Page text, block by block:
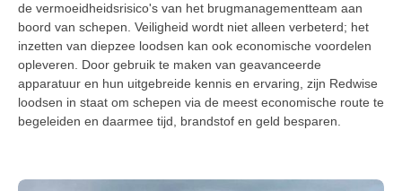
de vermoeidheidsrisico's van het brugmanagementteam aan
boord van schepen. Veiligheid wordt niet alleen verbeterd; het
inzetten van diepzee loodsen kan ook economische voordelen
opleveren. Door gebruik te maken van geavanceerde
apparatuur en hun uitgebreide kennis en ervaring, zijn Redwise
loodsen in staat om schepen via de meest economische route te
begeleiden en daarmee tijd, brandstof en geld besparen.